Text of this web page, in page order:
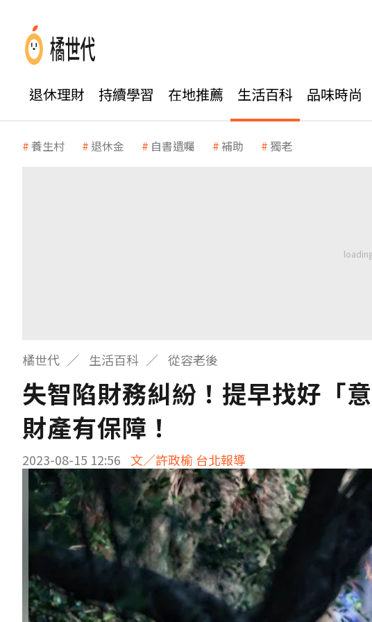
退休理財 持續學習 在地推薦 生活百科 品味時尚
養生村 退休金 自書遺囑 補助 獨老
橘世代 生活百科 從容老後
失智陷財務糾紛！提早找好「
財產有保障！
2023-08-15 12:56 文／許政榆 台北報導